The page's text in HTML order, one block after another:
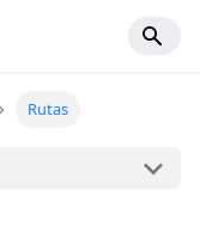
Rutas